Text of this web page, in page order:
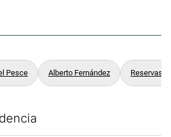
Pesce Alberto Fernández Reservas